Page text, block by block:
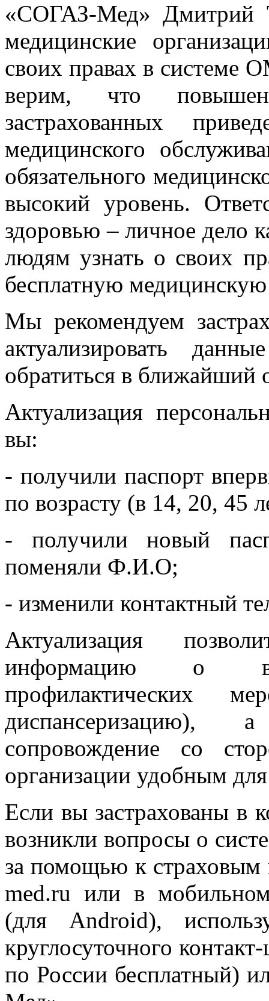
«СОГАЗ-Мед» Дмитрий
медицинские
своих правах в системе
верим, что
застрахованных
медицинского
обязательного
высокий уровень.
здоровью – личное дело
людям узнать о своих
бесплатную
Мы рекомендуем
актуализировать
обратиться в
Актуализация
вы:
- получили паспорт
по возрасту (в 14, 20, 45
- получили новый
поменяли Ф.И.О;
- изменили контактный
Актуализация
информацию о
профилактических
диспансеризацию),
сопровождение со
организации удобным
Если вы застрахованы
возникли вопросы о
за помощью к страховым
med.ru или в
(для Android),
круглосуточного
по России бесплатный)